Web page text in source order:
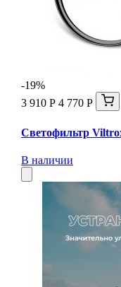
-19%
3 910 Р 4 770 Р
Светофильтр
В наличии